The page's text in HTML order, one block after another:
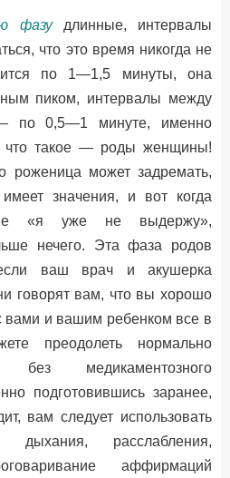
фазу длинные, интервалы
что это время никогда не
по 1—1,5 минуты, она
пиком, интервалы между
— по 0,5—1 минуте, именно
что такое — роды женщины!
роженица может задремать,
значения, и вот когда
«я уже не выдержу»,
нечего. Эта фаза родов
ваш врач и акушерка
говорят вам, что вы хорошо
вами и вашим ребенком все в
преодолеть нормально
медикаментозного
подготовившись заранее,
вам следует использовать
дыхания, расслабления,
аффирмаций